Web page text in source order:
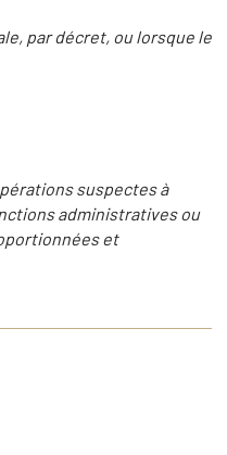
par décret, ou lorsque le
suspectes à
administratives ou
et